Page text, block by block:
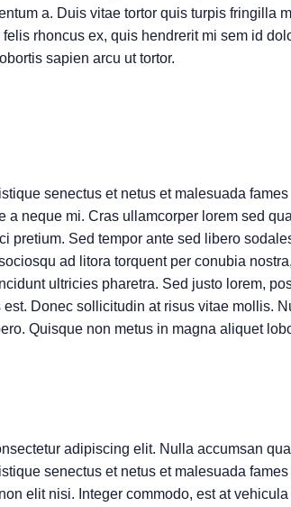
a. Duis vitae tortor quis turpis fringilla
rhoncus ex, quis hendrerit mi sem id
sapien arcu ut tortor.
senectus et netus et malesuada fames
a neque mi. Cras ullamcorper lorem sed
pretium. Sed tempor ante sed libero
ad litora torquent per conubia
ultricies pharetra. Sed justo lorem,
Donec sollicitudin at risus vitae mollis.
Quisque non metus in magna aliquet
adipiscing elit. Nulla accumsan
senectus et netus et malesuada
elit nisi. Integer commodo, est at